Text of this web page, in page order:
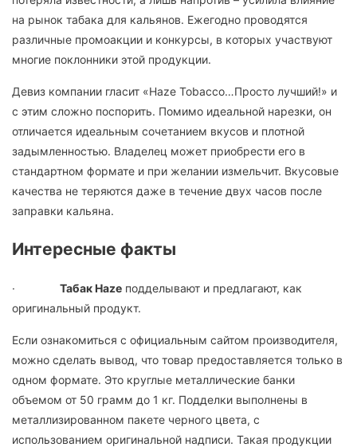
на рынок табака для кальянов. Ежегодно проводятся
различные промоакции и конкурсы, в которых участвуют
многие поклонники этой продукции.
Девиз компании гласит «Haze Tobacco…Просто лучший!» и
с этим сложно поспорить. Помимо идеальной нарезки, он
отличается идеальным сочетанием вкусов и плотной
задымленностью. Владелец может приобрести его в
стандартном формате и при желании измельчит. Вкусовые
качества не теряются даже в течение двух часов после
заправки кальяна.
Интересные факты
· Табак Haze подделывают и предлагают, как
оригинальный продукт.
Если ознакомиться с официальным сайтом производителя,
можно сделать вывод, что товар предоставляется только в
одном формате. Это круглые металлические банки
объемом от 50 грамм до 1 кг. Подделки выполнены в
металлизированном пакете черного цвета, с
использованием оригинальной надписи. Такая продукции